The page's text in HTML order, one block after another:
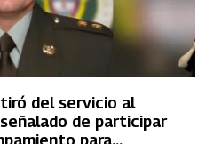
del servicio al
de participar
para